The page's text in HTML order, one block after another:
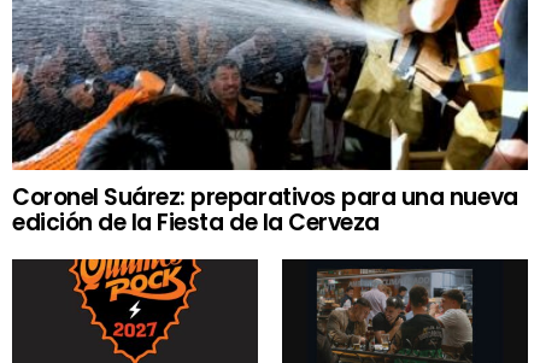
Coronel Suárez: preparativos para una nueva
edición de la Fiesta de la Cerveza